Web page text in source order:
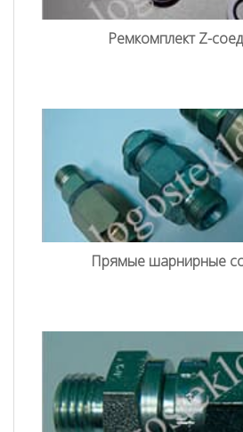
Ремкомплект Z-
Прямые шарнирные